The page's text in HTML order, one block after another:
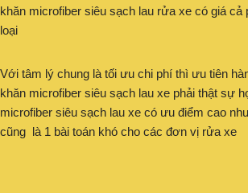
khăn microfiber siêu sạch lau rửa xe có giá cả
loại
Với tâm lý chung là tối ưu chi phí thì ưu tiên
khăn microfiber siêu sạch lau xe phải thật sự
microfiber siêu sạch lau xe có ưu điểm cao
cũng là 1 bài toán khó cho các đơn vị rửa xe